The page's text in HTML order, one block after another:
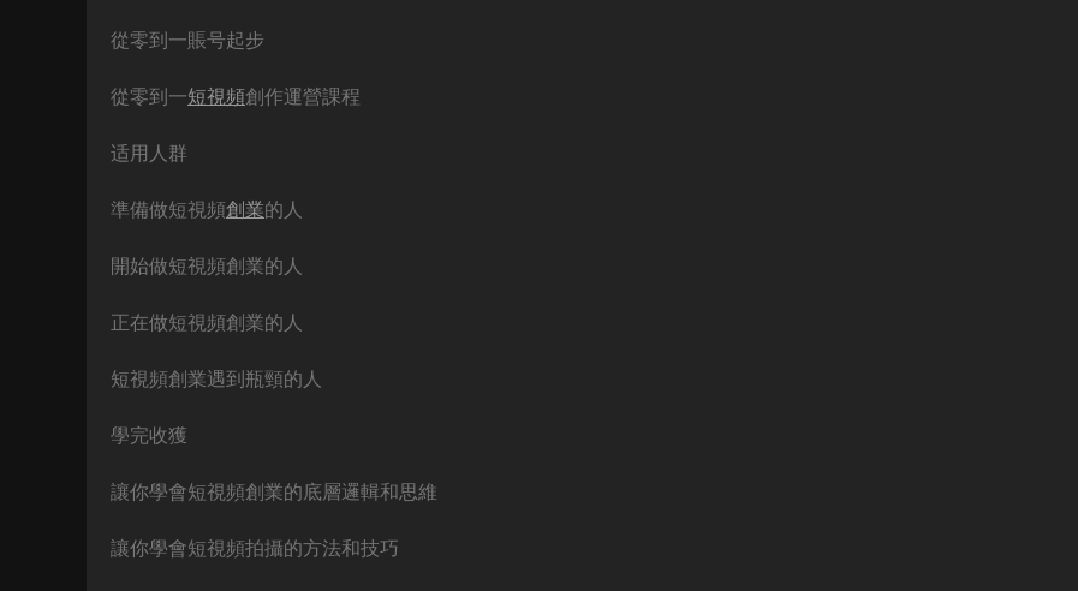
從零到一賬号起步
從零到一短視頻創作運營課程
适用人群
準備做短視頻創業的人
開始做短視頻創業的人
正在做短視頻創業的人
短視頻創業遇到瓶頸的人
學完收獲
讓你學會短視頻創業的底層邏輯和思維
讓你學會短視頻拍攝的方法和技巧